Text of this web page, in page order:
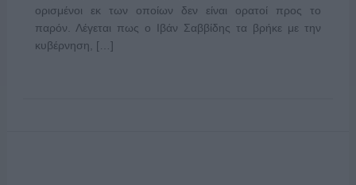
ορισμένοι εκ των οποίων δεν είναι ορατοί προς το
παρόν. Λέγεται πως ο Ιβάν Σαββίδης τα βρήκε με την
κυβέρνηση, […]